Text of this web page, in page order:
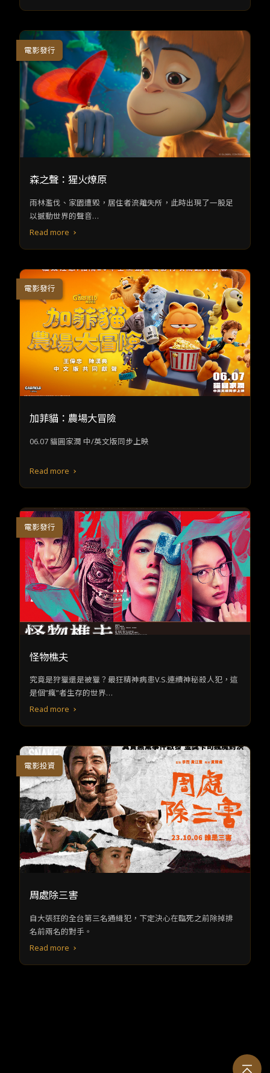
森之聲：猩火燎原
雨林濫伐、家園遭毀，居住者流離失所，此時出現了一股足
以撼動世界的聲音…
Read more
電影發行
加菲貓：農場大冒險
06.07 貓圓家潤 中/英文版同步上映
Read more
電影發行
怪物樵夫
究竟是狩獵還是被獵？最狂精神病患V.S.連續神秘殺人犯，這
是個”瘋”者生存的世界…
Read more
電影發行
周處除三害
自大張狂的全台第三名通緝犯，下定決心在臨死之前除掉排
名前兩名的對手。
Read more
電影投資